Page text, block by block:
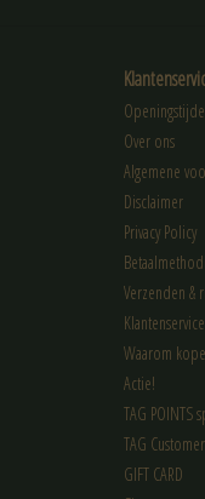
Over ons
Algemene
Disclaimer
Privacy Policy
Verzenden &
Klantenservice
Waarom
Actie!
TAG POINTS
TAG
GIFT CARD